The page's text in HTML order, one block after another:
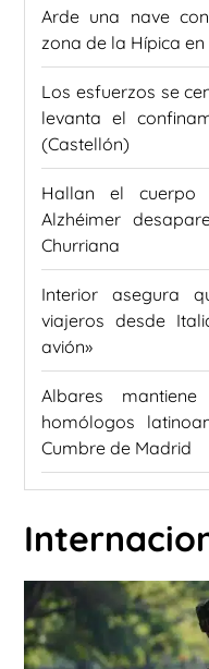
Arde una nave
zona de la Hípica
Los esfuerzos se
levanta el
(Castellón)
Hallan el
Alzhéimer
Churriana
Interior asegura
viajeros desde
avión»
Albares
homólogos
Cumbre de Madrid